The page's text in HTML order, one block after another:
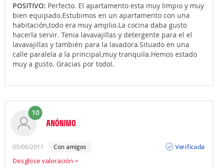
POSITIVO: Perfecto. El apartamento esta muy limpio y muy
bien equipado.Estubimos en un apartamento con una
habitación,todo era muy amplio.La cocina daba gusto
hacerla servir. Tenia lavavajillas y detergente para el el
lavavajillas y también para la lavadora.Situado en una
calle paralela a la principal,muy tranquila.Hemos estado
muy a gusto. Gracias por todo!.
10
ANÓNIMO
05/06/2011 con amigos
Verificada
Desglose valoración